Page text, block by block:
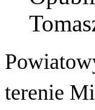
terenie